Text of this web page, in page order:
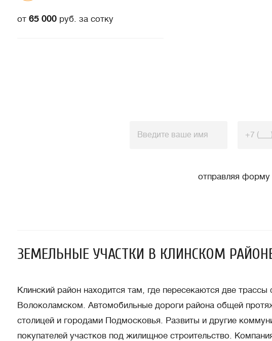
от 65 000 руб. за сотку
отправляя
ЗЕМЕЛЬНЫЕ УЧАСТКИ В КЛИНСКОМ
Клинский район находится там, где пересекаются две
Волоколамском. Автомобильные дороги района общей
столицей и городами Подмосковья. Развиты и другие
покупателей участков под жилищное строительство.